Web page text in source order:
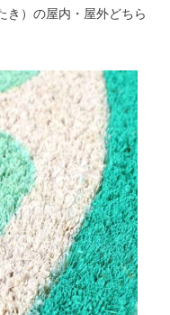
き）の屋内・屋外どちら